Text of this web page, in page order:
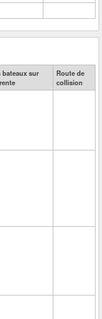
bateaux sur
Route de
collision